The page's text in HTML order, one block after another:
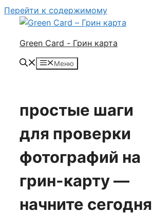
Перейти к содержимому
Green Card - Грин карта
Меню
простые шаги
для проверки
фотографий на
грин-карту —
начните сегодня